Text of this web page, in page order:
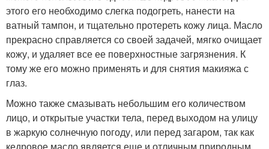
этого его необходимо слегка подогреть, нанести на
ватный тампон, и тщательно протереть кожу лица. Масло
прекрасно справляется со своей задачей, мягко очищает
кожу, и удаляет все ее поверхностные загрязнения. К
тому же его можно применять и для снятия макияжа с
глаз.
Можно также смазывать небольшим его количеством
лицо, и открытые участки тела, перед выходом на улицу
в жаркую солнечную погоду, или перед загаром, так как